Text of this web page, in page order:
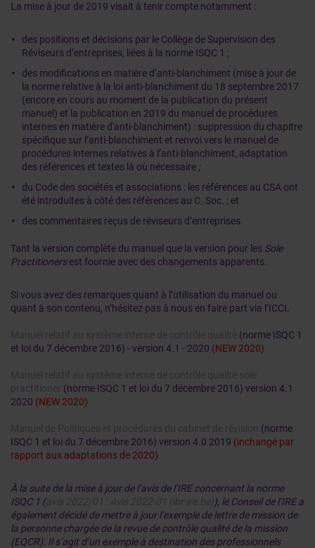
La mise à jour de 2019 visait à tenir compte notamment :
des positions et décisions par le Collège de Supervision des
Réviseurs d’entreprises, liées à la norme ISQC 1 ;
des modifications en matière d’anti-blanchiment (mise à jour de
la norme relative à la loi anti-blanchiment du 18 septembre 2017
(encore en cours au moment de la publication du présent
manuel) et la publication en 2019 du manuel de procédures
internes en matière d'anti-blanchiment) : suppression du chapitre
spécifique sur l’anti-blanchiment et renvoi vers le manuel de
procédures internes relatives à l’anti-blanchiment, adaptation
des références et textes là où nécessaire ;
du Code des sociétés et associations : les références au CSA ont
été introduites à côté des références au C. Soc. ; et
des commentaires reçus de réviseurs d’entreprises.
Tant la version complète du manuel que la version pour les Sole
Practitionersest fournie avec des changements apparents.
Si vous avez des remarques quant à l’utilisation du manuel ou
quant à son contenu, n’hésitez pas à nous en faire part via l’ICCI.
Manuel relatif au système interne de contrôle qualité (norme ISQC 1
et loi du 7 décembre 2016) - version 4.1 - 2020 (NEW 2020)
Manuel relatif au système interne de contrôle qualité sole
practitioner (norme ISQC 1 et loi du 7 décembre 2016) version 4.1
2020 (NEW 2020)
Manuel de Politiques et procédures du cabinet de révision (norme
ISQC 1 et loi du 7 décembre 2016) version 4.0 2019 (inchangé par
rapport aux adaptations de 2020)
À la suite de la mise à jour de l’avis de l’IRE concernant la norme
ISQC 1 (avis 2022/01 : Avis 2022-01 (ibr-ire.be)), le Conseil de l’IRE a
également décidé de mettre à jour l’exemple de lettre de mission de
la personne chargée de la revue de contrôle qualité de la mission
(EQCR). Il s’agit d’un exemple à destination des professionnels